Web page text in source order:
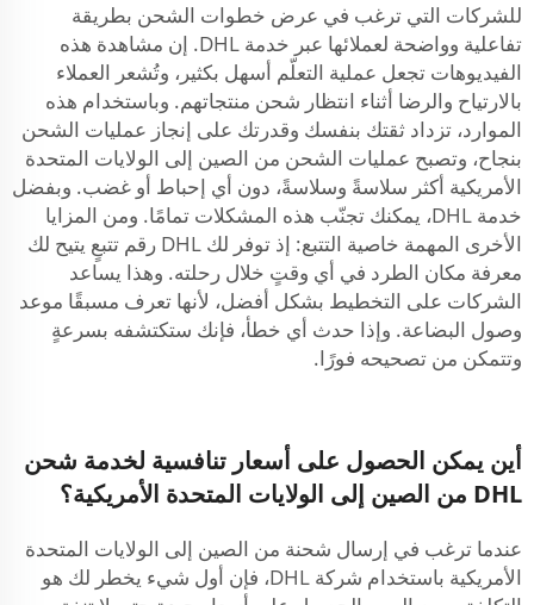
للشركات التي ترغب في عرض خطوات الشحن بطريقة
تفاعلية وواضحة لعملائها عبر خدمة DHL. إن مشاهدة هذه
الفيديوهات تجعل عملية التعلّم أسهل بكثير، وتُشعر العملاء
بالارتياح والرضا أثناء انتظار شحن منتجاتهم. وباستخدام هذه
الموارد، تزداد ثقتك بنفسك وقدرتك على إنجاز عمليات الشحن
بنجاح، وتصبح عمليات الشحن من الصين إلى الولايات المتحدة
الأمريكية أكثر سلاسةً وسلاسةً، دون أي إحباط أو غضب. وبفضل
خدمة DHL، يمكنك تجنّب هذه المشكلات تمامًا. ومن المزايا
الأخرى المهمة خاصية التتبع: إذ توفر لك DHL رقم تتبعٍ يتيح لك
معرفة مكان الطرد في أي وقتٍ خلال رحلته. وهذا يساعد
الشركات على التخطيط بشكل أفضل، لأنها تعرف مسبقًا موعد
وصول البضاعة. وإذا حدث أي خطأ، فإنك ستكتشفه بسرعةٍ
وتتمكن من تصحيحه فورًا.
أين يمكن الحصول على أسعار تنافسية لخدمة شحن
DHL من الصين إلى الولايات المتحدة الأمريكية؟
عندما ترغب في إرسال شحنة من الصين إلى الولايات المتحدة
الأمريكية باستخدام شركة DHL، فإن أول شيء يخطر لك هو